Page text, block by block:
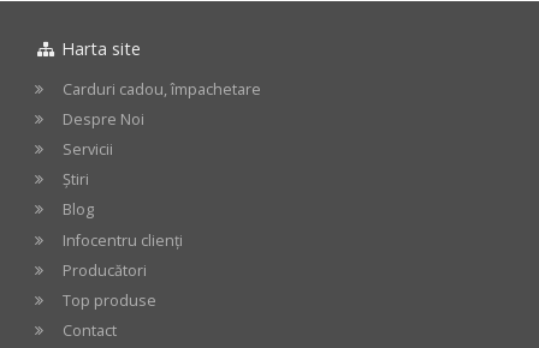
Harta site
Carduri cadou, împachetare
Despre Noi
Servicii
Știri
Blog
Infocentru clienți
Producători
Top produse
Contact